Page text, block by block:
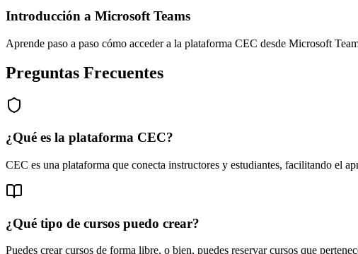
Introducción a Microsoft Teams
Aprende paso a paso cómo acceder a la plataforma CEC desde Microsoft
Preguntas Frecuentes
¿Qué es la plataforma CEC?
CEC es una plataforma que conecta instructores y estudiantes, facilitando el
¿Qué tipo de cursos puedo crear?
Puedes crear cursos de forma libre, o bien, puedes reservar cursos que